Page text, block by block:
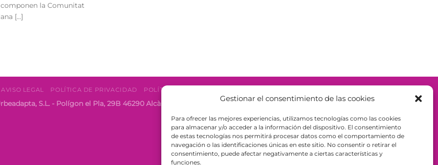
Gestionar el consentimiento de las cookies
Para ofrecer las mejores experiencias, utilizamos tecnologías como las cookies
para almacenar y/o acceder a la información del dispositivo. El consentimiento
de estas tecnologías nos permitirá procesar datos como el comportamiento de
navegación o las identificaciones únicas en este sitio. No consentir o retirar el
consentimiento, puede afectar negativamente a ciertas características y
funciones.
la Comunitat
[...]
AVISO LEGAL POLÍTICA DE PRIVACIDAD POLÍTICA DE COOKIES
S.L. - Polígon el Pla, 29B 46290 Alcàsser, Valencia – ESPAÑA - B98943723